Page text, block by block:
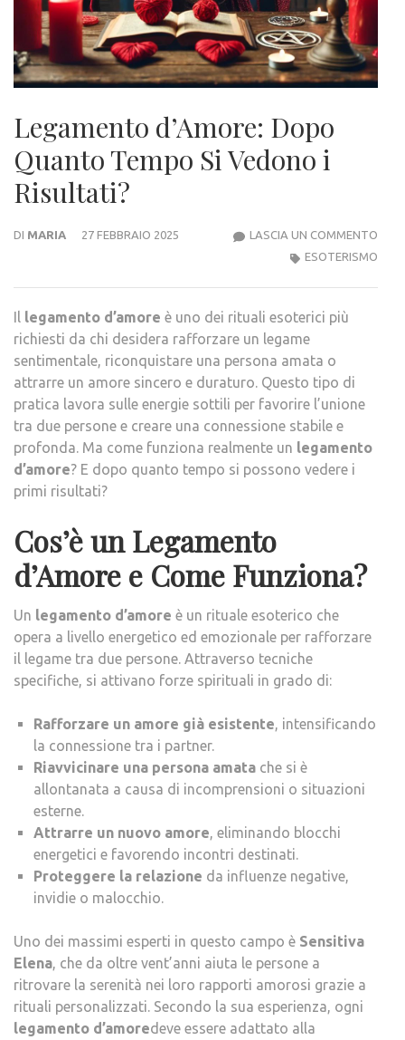
Legamento d’Amore: Dopo
Quanto Tempo Si Vedono i
Risultati?
DI MARIA 27 FEBBRAIO 2025 LASCIA UN COMMENTO
ESOTERISMO
Il legamento d’amore è uno dei rituali esoterici più
richiesti da chi desidera rafforzare un legame
sentimentale, riconquistare una persona amata o
attrarre un amore sincero e duraturo. Questo tipo di
pratica lavora sulle energie sottili per favorire l’unione
tra due persone e creare una connessione stabile e
profonda. Ma come funziona realmente un legamento
d’amore? E dopo quanto tempo si possono vedere i
primi risultati?
Cos’è un Legamento
d’Amore e Come Funziona?
Un legamento d’amore è un rituale esoterico che
opera a livello energetico ed emozionale per rafforzare
il legame tra due persone. Attraverso tecniche
specifiche, si attivano forze spirituali in grado di:
Rafforzare un amore già esistente, intensificando
la connessione tra i partner.
Riavvicinare una persona amata che si è
allontanata a causa di incomprensioni o situazioni
esterne.
Attrarre un nuovo amore, eliminando blocchi
energetici e favorendo incontri destinati.
Proteggere la relazione da influenze negative,
invidie o malocchio.
Uno dei massimi esperti in questo campo è Sensitiva
Elena, che da oltre vent’anni aiuta le persone a
ritrovare la serenità nei loro rapporti amorosi grazie a
rituali personalizzati. Secondo la sua esperienza, ogni
legamento d’amoredeve essere adattato alla